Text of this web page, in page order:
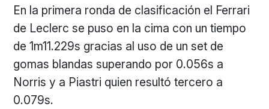
En la primera ronda de clasificación el Ferrari
de Leclerc se puso en la cima con un tiempo
de 1m11.229s gracias al uso de un set de
gomas blandas superando por 0.056s a
Norris y a Piastri quien resultó tercero a
0.079s.